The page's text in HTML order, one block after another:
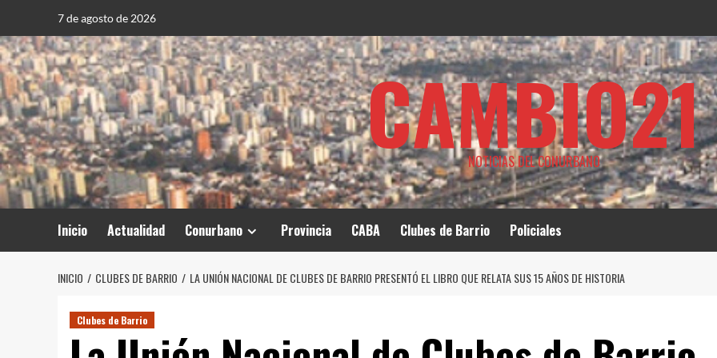
contenido
7 de agosto de 2026
CAMBIO21
NOTICIAS DEL CONURBANO
Inicio Actualidad Conurbano Provincia CABA Clubes de Barrio Policiales
INICIO CLUBES DE BARRIO LA UNIÓN NACIONAL DE CLUBES DE BARRIO PRESENTÓ EL LIBRO QUE RELATA SUS 15 AÑOS DE HISTORIA
Clubes de Barrio